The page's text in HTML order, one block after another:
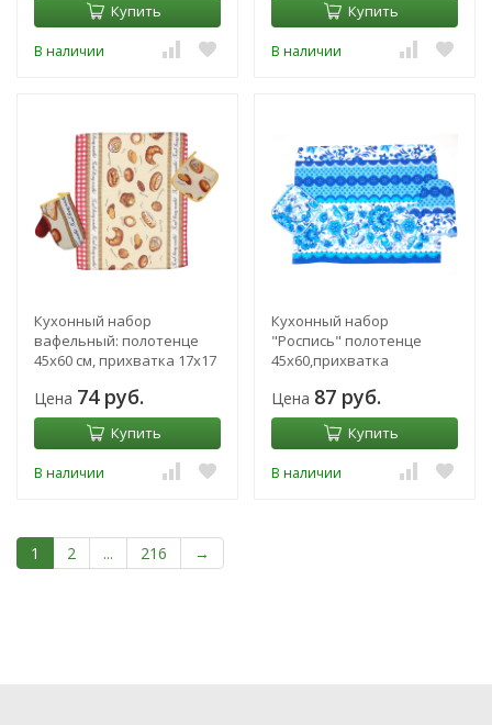
Купить
В наличии
Купить
В наличии
Кухонный набор
вафельный: полотенце
45х60 см, прихватка 17х17
Цена 74 руб.
Купить
В наличии
Кухонный набор
"Роспись" полотенце
45х60,прихватка
г/м2,100% хлопок 144536
Цена 87 руб.
Купить
В наличии
1 2 ... 216 →